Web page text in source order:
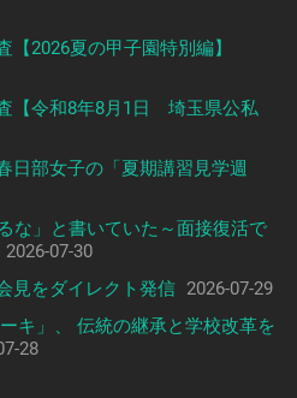
2026夏の甲子園特別編】
【令和8年8月1日 埼玉県公私
日部女子の「夏期講習見学週
な」と書いていた～面接復活で
2026-07-30
見をダイレクト発信 2026-07-29
キ」、 伝統の継承と学校改革を
28